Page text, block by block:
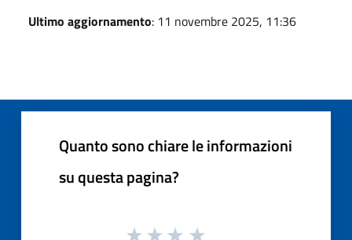
Ultimo aggiornamento: 11 novembre 2025, 11:36
Quanto sono chiare le informazioni
su questa pagina?